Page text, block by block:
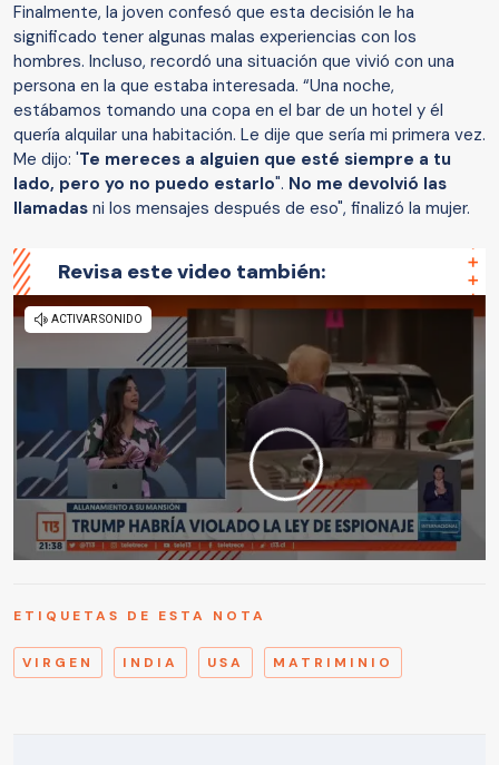
Finalmente, la joven confesó que esta decisión le ha
significado tener algunas malas experiencias con los
hombres. Incluso, recordó una situación que vivió con una
persona en la que estaba interesada. “Una noche,
estábamos tomando una copa en el bar de un hotel y él
quería alquilar una habitación. Le dije que sería mi primera vez.
Me dijo: 'Te mereces a alguien que esté siempre a tu
lado, pero yo no puedo estarlo". No me devolvió las
llamadas ni los mensajes después de eso", finalizó la mujer.
Revisa este video también:
ETIQUETAS DE ESTA NOTA
VIRGEN INDIA USA MATRIMINIO